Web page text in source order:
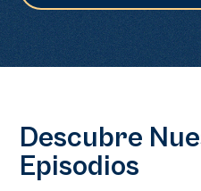
Descubre
Episodios